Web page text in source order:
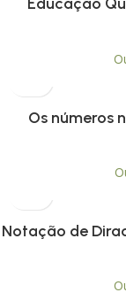
Educação
Os números
Notação de